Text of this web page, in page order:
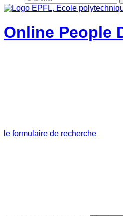
Online People
le formulaire de recherche